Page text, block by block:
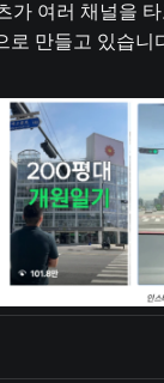
가 여러 채널을
로 만들고 있습니